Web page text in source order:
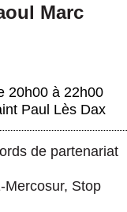
Marc
20h00 à 22h00
Paul Lès Dax
de partenariat
Mercosur, Stop